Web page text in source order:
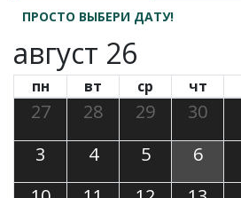
ПРОСТО ВЫБЕРИ ДАТУ!
август 26
пн вт ср чт
27 28 29 30
3
4 5 6